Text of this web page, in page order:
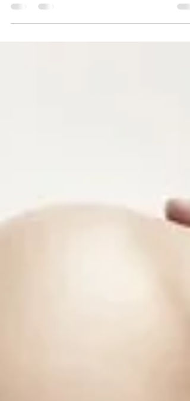
uma relação amorosa ou é possível viver...